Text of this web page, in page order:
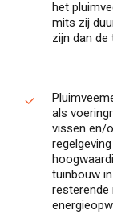
het
mits zij
zijn dan de
als
vissen en/
tuinbouw